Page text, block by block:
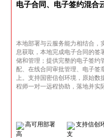
电子合同、电子签约混合
本地部署与云服务能力相结合，
息获取，本地完成电子合同的签
储和管理；提供完整的电子签约
配、在线合同审批管理、电子签
上。支持国密信创环境，原始
程师一对一远程协助，落地并实
高可用部署 支持信创